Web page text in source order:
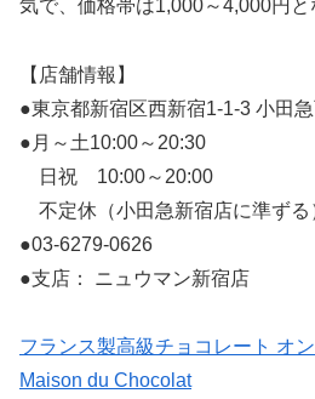
気で、価格帯は1,000～4,000円と
【店舗情報】
●東京都新宿区西新宿1-1-3 小田
●月～土10:00～20:30
日祝 10:00～20:00
不定休（小田急新宿店に準ずる
●03-6279-0626
●支店： ニュウマン新宿店
フランス製高級チョコレート オ
Maison du Chocolat